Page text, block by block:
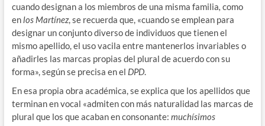
cuando designan a los miembros de una misma familia, como
enlos Martínez, se recuerda que, «cuando se emplean para
designar un conjunto diverso de individuos que tienen el
mismo apellido, el uso vacila entre mantenerlos invariables o
añadirles las marcas propias del plural de acuerdo con su
forma», según se precisa en el DPD.
En esa propia obra académica, se explica que los apellidos que
terminan en vocal «admiten con más naturalidad las marcas de
plural que los que acaban en consonante: muchísimos